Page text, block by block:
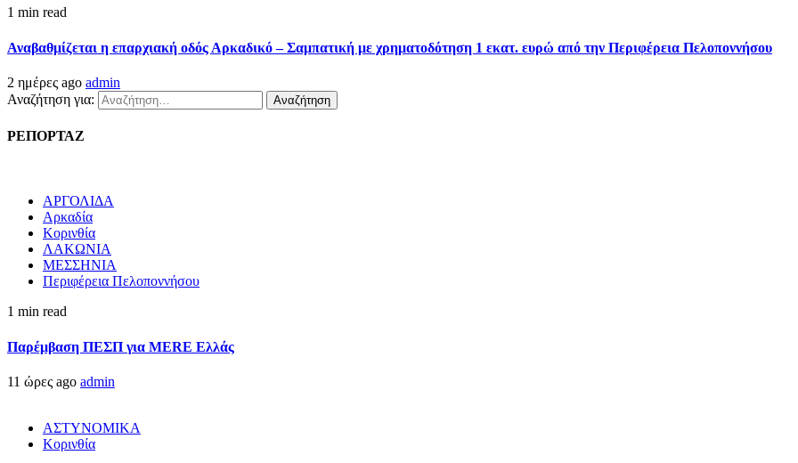
1 min read
Αναβαθμίζεται η επαρχιακή οδός Αρκαδικό – Σαμπατική με χρηματοδότηση 1 εκατ. ευρώ από την Περιφέρεια Πελοποννήσου
2 ημέρες ago admin
Αναζήτηση για:
ΡΕΠΟΡΤΑΖ
ΑΡΓΟΛΙΔΑ
Αρκαδία
Κορινθία
ΛΑΚΩΝΙΑ
ΜΕΣΣΗΝΙΑ
Περιφέρεια Πελοποννήσου
1 min read
Παρέμβαση ΠΕΣΠ για MERE Ελλάς
11 ώρες ago admin
ΑΣΤΥΝΟΜΙΚΑ
Κορινθία